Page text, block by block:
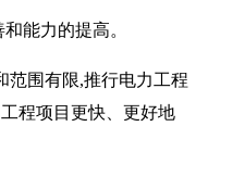
能力的提高。
围有限,推行电力工程
程项目更快、更好地